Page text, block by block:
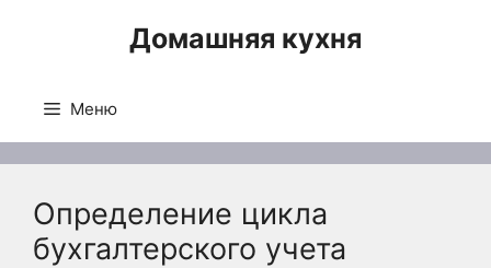
Домашняя кухня
Меню
Определение цикла
бухгалтерского учета